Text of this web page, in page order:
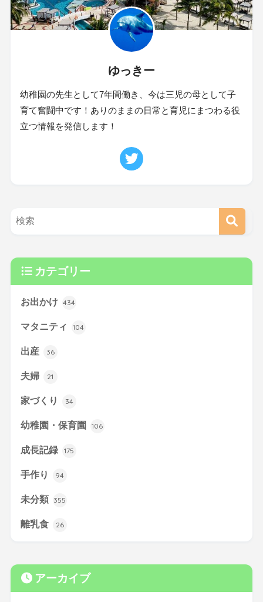
ゆっきー
幼稚園の先生として7年間働き、今は三児の母として子
育て奮闘中です！ありのままの日常と育児にまつわる役
立つ情報を発信します！
カテゴリー
お出かけ 434
マタニティ 104
出産 36
夫婦 21
家づくり 34
幼稚園・保育園 106
成長記録 175
手作り 94
未分類 355
離乳食 26
アーカイブ